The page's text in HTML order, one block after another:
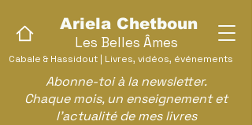
Cabale & Hassidout | Livres, vidéos, événements
Ariela Chetboun
Les Belles Âmes
Abonne-toi à la newsletter.
Chaque mois, un enseignement et
l'actualité de mes livres